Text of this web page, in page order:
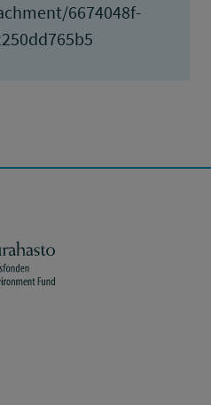
6674048f-
kohteessa: YouTube
kohteessa:kohteessa: